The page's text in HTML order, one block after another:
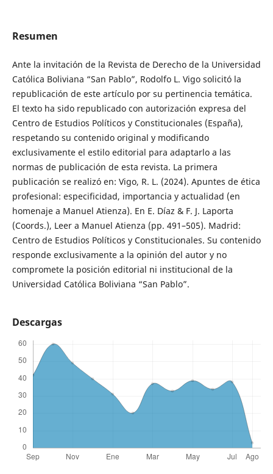
Resumen
Ante la invitación de la Revista de Derecho de la Universidad
Católica Boliviana “San Pablo”, Rodolfo L. Vigo solicitó la
republicación de este artículo por su pertinencia temática.
El texto ha sido republicado con autorización expresa del
Centro de Estudios Políticos y Constitucionales (España),
respetando su contenido original y modificando
exclusivamente el estilo editorial para adaptarlo a las
normas de publicación de esta revista. La primera
publicación se realizó en: Vigo, R. L. (2024). Apuntes de ética
profesional: especificidad, importancia y actualidad (en
homenaje a Manuel Atienza). En E. Díaz & F. J. Laporta
(Coords.), Leer a Manuel Atienza (pp. 491–505). Madrid:
Centro de Estudios Políticos y Constitucionales. Su contenido
responde exclusivamente a la opinión del autor y no
compromete la posición editorial ni institucional de la
Universidad Católica Boliviana “San Pablo”.
Descargas